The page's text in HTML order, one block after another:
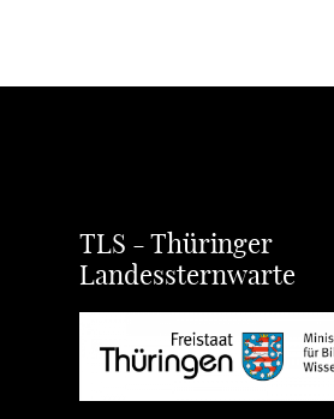
TLS - Thüringer
Landessternwarte